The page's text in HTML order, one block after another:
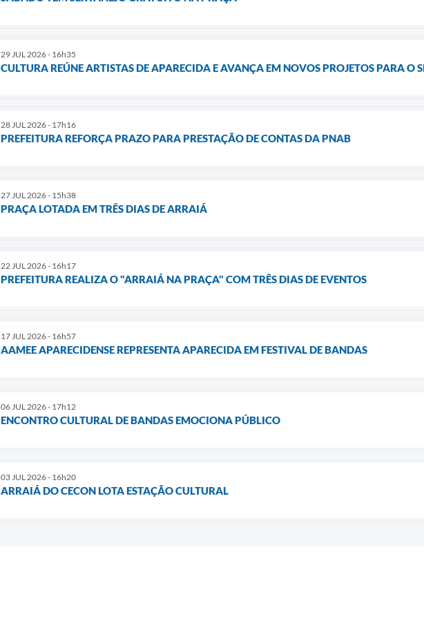
29 JUL 2026 - 16h35
CULTURA REÚNE ARTISTAS DE APARECIDA E AVANÇA EM NOVOS PROJETOS PARA O
28 JUL 2026 - 17h16
PREFEITURA REFORÇA PRAZO PARA PRESTAÇÃO DE CONTAS DA PNAB
27 JUL 2026 - 15h38
PRAÇA LOTADA EM TRÊS DIAS DE ARRAIÁ
22 JUL 2026 - 16h17
PREFEITURA REALIZA O "ARRAIÁ NA PRAÇA" COM TRÊS DIAS DE EVENTOS
17 JUL 2026 - 16h57
AAMEE APARECIDENSE REPRESENTA APARECIDA EM FESTIVAL DE BANDAS
06 JUL 2026 - 17h12
ENCONTRO CULTURAL DE BANDAS EMOCIONA PÚBLICO
03 JUL 2026 - 16h20
ARRAIÁ DO CECON LOTA ESTAÇÃO CULTURAL